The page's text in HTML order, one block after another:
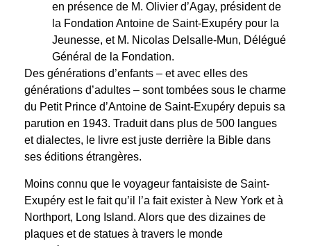
en présence de M. Olivier d’Agay, président de
la Fondation Antoine de Saint-Exupéry pour la
Jeunesse, et M. Nicolas Delsalle-Mun, Délégué
Général de la Fondation.
Des générations d’enfants – et avec elles des
générations d’adultes – sont tombées sous le charme
du Petit Prince d’Antoine de Saint-Exupéry depuis sa
parution en 1943. Traduit dans plus de 500 langues
et dialectes, le livre est juste derrière la Bible dans
ses éditions étrangères.
Moins connu que le voyageur fantaisiste de Saint-
Exupéry est le fait qu’il l’a fait exister à New York et à
Northport, Long Island. Alors que des dizaines de
plaques et de statues à travers le monde